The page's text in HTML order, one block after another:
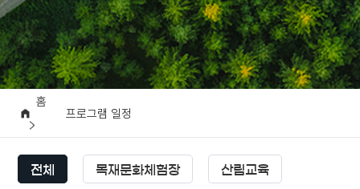
홈
프로그램 일정
전체 목재문화체험장 산림교육